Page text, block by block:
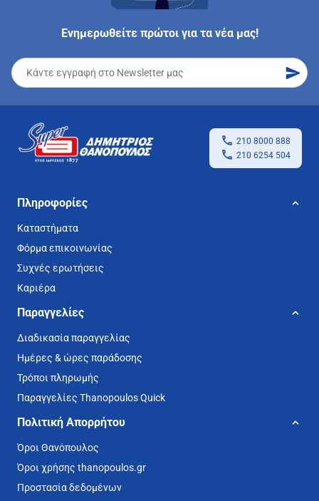
Ενημερωθείτε πρώτοι για τα νέα μας!
210 8000 888
210 6254 504
Πληροφορίες
Καταστήματα
Φόρμα επικοινωνίας
Συχνές ερωτήσεις
Καριέρα
Παραγγελίες
Διαδικασία παραγγελίας
Ημέρες & ώρες παράδοσης
Τρόποι πληρωμής
Παραγγελίες Thanopoulos Quick
Πολιτική Απορρήτου
Όροι Θανόπουλος
Όροι χρήσης thanopoulos.gr
Προστασία δεδομένων